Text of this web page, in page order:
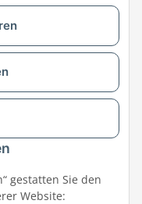
gestatten Sie den
Website: